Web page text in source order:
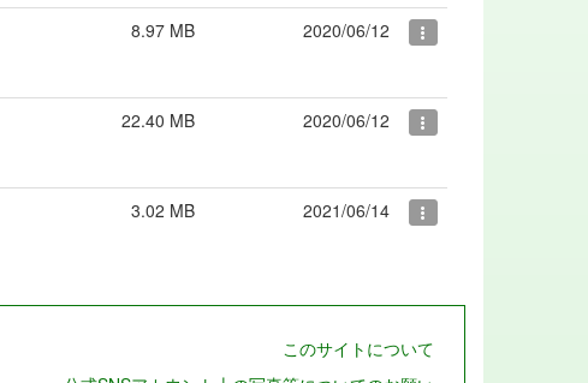
8.97 MB 2020/06/12
22.40 MB 2020/06/12
3.02 MB 2021/06/14
このサイトについて